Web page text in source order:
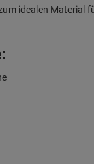
idealen Material